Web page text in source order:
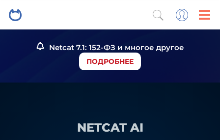
Netcat 7.1: 152-ФЗ и многое другое
ПОДРОБНЕЕ
NETCAT AI